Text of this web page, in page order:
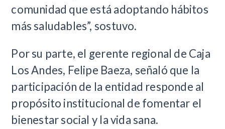
comunidad que está adoptando hábitos
más saludables”, sostuvo.
Por su parte, el gerente regional de Caja
Los Andes, Felipe Baeza, señaló que la
participación de la entidad responde al
propósito institucional de fomentar el
bienestar social y la vida sana.